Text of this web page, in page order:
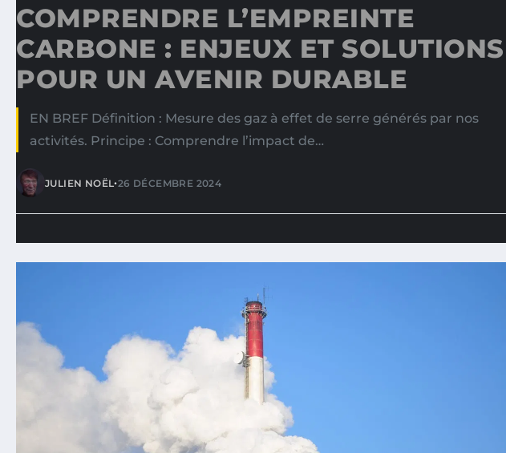
COMPRENDRE L’EMPREINTE
CARBONE : ENJEUX ET SOLUTIONS
POUR UN AVENIR DURABLE
EN BREF Définition : Mesure des gaz à effet de serre générés par nos
activités. Principe : Comprendre l’impact de…
JULIEN NOËL•26 DÉCEMBRE 2024